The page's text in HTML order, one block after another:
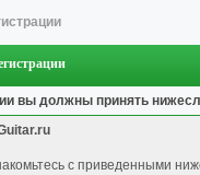
вы должны принять
с приведенными